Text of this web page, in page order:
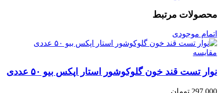
محصولات مرتبط
اتمام موجودی
مقایسه
نوار تست قند خون گلوکوشور استار اپکس بیو ۵۰ عددی
297,000 تومان